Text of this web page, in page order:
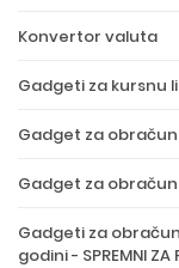
Konvertor valuta
Gadgeti za kursnu
Gadget za
Gadget za
Gadgeti za
godini - SPREMNI ZA